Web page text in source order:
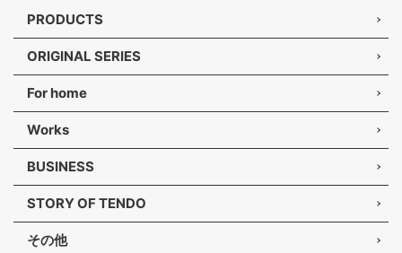
PRODUCTS
ORIGINAL SERIES
For home
Works
BUSINESS
STORY OF TENDO
その他